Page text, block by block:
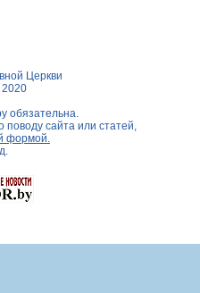
Церкви
2020
обязательна.
поводу сайта или статей,
формой.